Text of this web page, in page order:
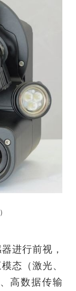
）
进行前视，
态（激光、
高数据传输